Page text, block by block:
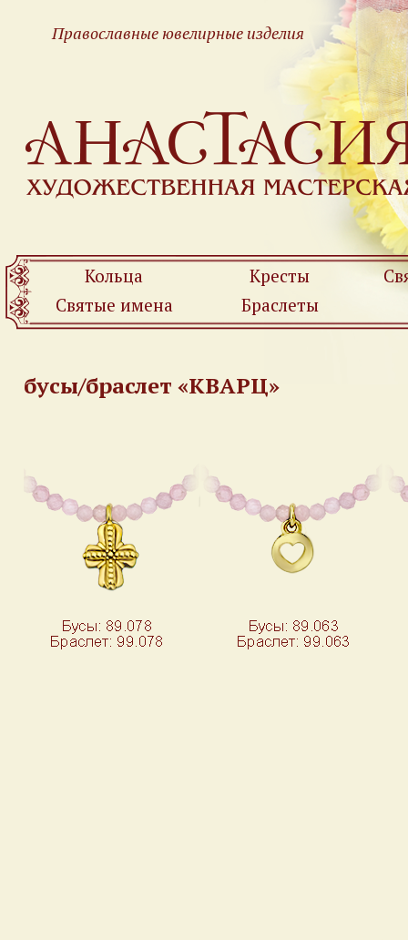
Православные ювелирные изделия
Кольца Кресты
Святые имена
Браслеты
бусы/браслет «КВАРЦ»